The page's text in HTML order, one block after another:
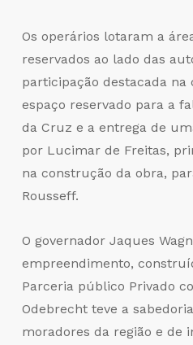
Os operários lotaram a
reservados ao lado das
participação destacada
espaço reservado para a
da Cruz e a entrega de
por Lucimar de Freitas,
na construção da obra,
Rousseff.
O governador Jaques
empreendimento,
Parceria público Privado
Odebrecht teve a
moradores da região e de